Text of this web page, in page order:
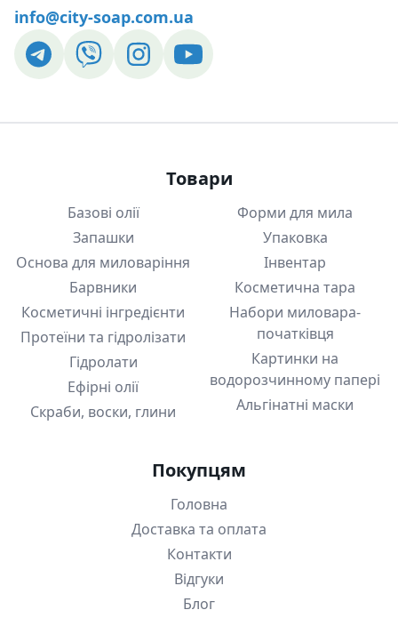
info@city-soap.com.ua
Товари
Базові олії
Запашки
Основа для миловаріння
Барвники
Косметичні інгредієнти
Протеїни та гідролізати
Гідролати
Ефірні олії
Скраби, воски, глини
Форми для мила
Упаковка
Інвентар
Косметична тара
Набори миловара-
початківця
Картинки на
водорозчинному папері
Альгінатні маски
Покупцям
Головна
Доставка та оплата
Контакти
Відгуки
Блог